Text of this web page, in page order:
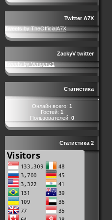
Twitter A7X
Tweets by TheOfficialA7X
ZackyV twitter
Tweets by Vengenz1
Статистика
Онлайн всего: 1
Гостей: 1
Пользователей: 0
Статистика 2